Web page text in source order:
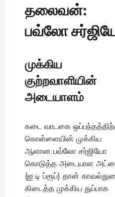
தலைவன்:
பவ்லோ
முக்கிய
குற்றவாளியின்
அடையாளம்
கடை வாடகை
கொள்ளையின் முக்கிய
ஆளான பவ்லோ சர்ஜியோ
கொடுத்த அடையாள
(ஐ.டி ப்ரூப்) தான்
கிடைத்த முக்கிய துப்பாக